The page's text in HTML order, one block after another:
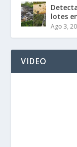
lotes
Ago 3,
VIDEO